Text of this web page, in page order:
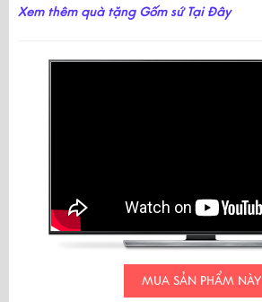
Xem thêm quà tặng Gốm sứ Tại Đây
MUA SẢN PHẨM NÀY